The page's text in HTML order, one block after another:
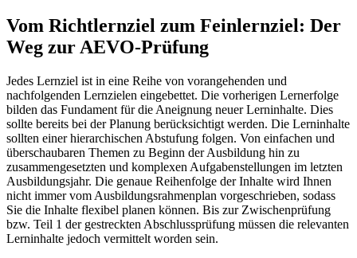
Vom Richtlernziel zum Feinlernziel: Der
Weg zur AEVO-Prüfung
Jedes Lernziel ist in eine Reihe von vorangehenden und
nachfolgenden Lernzielen eingebettet. Die vorherigen Lernerfolge
bilden das Fundament für die Aneignung neuer Lerninhalte. Dies
sollte bereits bei der Planung berücksichtigt werden. Die Lerninhalte
sollten einer hierarchischen Abstufung folgen. Von einfachen und
überschaubaren Themen zu Beginn der Ausbildung hin zu
zusammengesetzten und komplexen Aufgabenstellungen im letzten
Ausbildungsjahr. Die genaue Reihenfolge der Inhalte wird Ihnen
nicht immer vom Ausbildungsrahmenplan vorgeschrieben, sodass
Sie die Inhalte flexibel planen können. Bis zur Zwischenprüfung
bzw. Teil 1 der gestreckten Abschlussprüfung müssen die relevanten
Lerninhalte jedoch vermittelt worden sein.